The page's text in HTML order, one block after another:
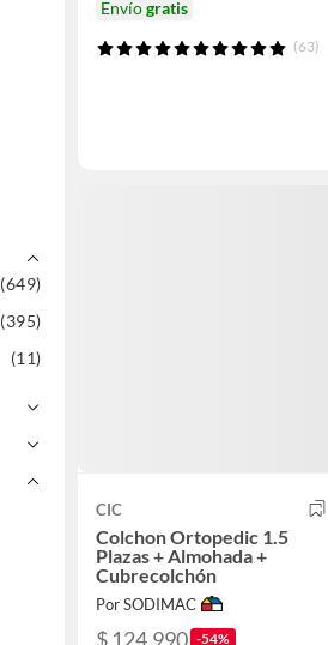
(649)
(395)
(11)
Envíogratis
(63)
CIC
Colchon Ortopedic 1.5
Plazas + Almohada +
Cubrecolchón
Por SODIMAC
$ 124.990 -54%